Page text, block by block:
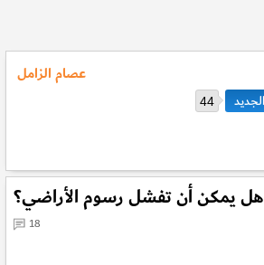
عصام الزامل
44
هل يمكن أن تفشل رسوم الأراضي؟
18